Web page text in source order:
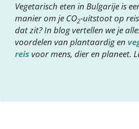
Vegetarisch eten in Bulgarije is
manier om je CO2-uitstoot op
dat zit? In blog vertellen we je
voordelen van plantaardig en
reisvoor mens, dier en planeet.